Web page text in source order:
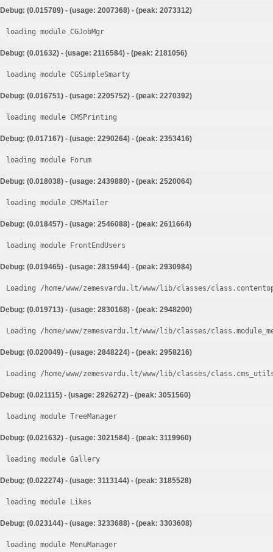
Debug: (0.015789) - (usage: 2007368) - (peak: 2073312)
loading module CGJobMgr
Debug: (0.01632) - (usage: 2116584) - (peak: 2181056)
loading module CGSimpleSmarty
Debug: (0.016751) - (usage: 2205752) - (peak: 2270392)
loading module CMSPrinting
Debug: (0.017167) - (usage: 2290264) - (peak: 2353416)
loading module Forum
Debug: (0.018038) - (usage: 2439880) - (peak: 2520064)
loading module CMSMailer
Debug: (0.018457) - (usage: 2546088) - (peak: 2611664)
loading module FrontEndUsers
Debug: (0.019465) - (usage: 2815944) - (peak: 2930984)
Loading /home/www/zemesvardu.lt/www/lib/classes/
Debug: (0.019713) - (usage: 2830168) - (peak: 2948200)
Loading /home/www/zemesvardu.lt/www/lib/classes/
Debug: (0.020049) - (usage: 2848224) - (peak: 2958216)
Loading /home/www/zemesvardu.lt/www/lib/classes/
Debug: (0.021115) - (usage: 2926272) - (peak: 3051560)
loading module TreeManager
Debug: (0.021632) - (usage: 3021584) - (peak: 3119960)
loading module Gallery
Debug: (0.022274) - (usage: 3113144) - (peak: 3185528)
loading module Likes
Debug: (0.023144) - (usage: 3233688) - (peak: 3303608)
loading module MenuManager